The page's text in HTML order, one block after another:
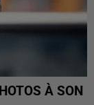
À SON